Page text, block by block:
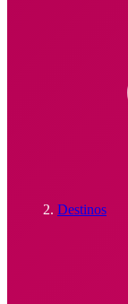
Destinos